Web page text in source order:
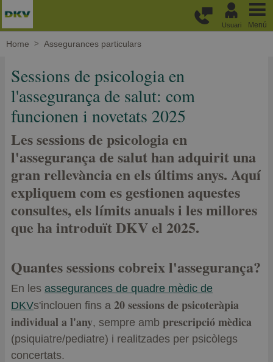
Usuari Menú
Home Assegurances particulars
Sessions de psicologia en
l'assegurança de salut: com
funcionen i novetats 2025
Les sessions de psicologia en
l'assegurança de salut han adquirit una
gran rellevància en els últims anys. Aquí
expliquem com es gestionen aquestes
consultes, els límits anuals i les millores
que ha introduït DKV el 2025.
Quantes sessions cobreix l'assegurança?
En les assegurances de quadre mèdic de
DKVs'inclouen fins a 20 sessions de psicoteràpia
individual a l'any, sempre amb prescripció mèdica
(psiquiatre/pediatre) i realitzades per psicòlegs
concertats.